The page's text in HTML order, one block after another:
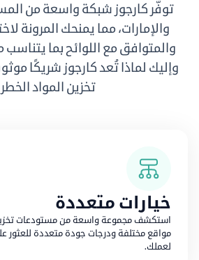
توفّر كارجوز شبكة واسعة من
والإمارات، مما يمنحك المرونة
والمتوافق مع اللوائح بما
وإليك لماذا تُعد كارجوز شريكًا
تخزين المواد
خيارات متعددة
استكشف مجموعة واسعة من مستودعات
مواقع مختلفة ودرجات جودة متعددة للعثور
لعملك.